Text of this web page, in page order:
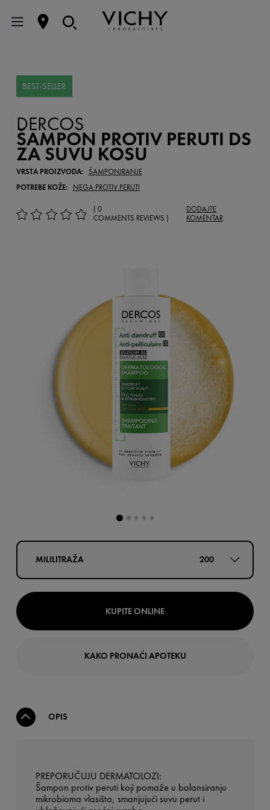
BEST-SELLER
DERCOS
ŠAMPON PROTIV PERUTI DS
ZA SUVU KOSU
VRSTA PROIZVODA:
ŠAMPONIRANJE
POTREBE KOŽE:
NEGA PROTIV PERUTI
( 0
COMMENTS REVIEWS )
DODAJTE
KOMENTAR
MILILITRAŽA 200
KUPITE ONLINE
KAKO PRONAĆI APOTEKU
OPIS
PREPORUČUJU DERMATOLOZI:
Šampon protiv peruti koji pomaže u balansiranju
mikrobioma vlasišta, smanjujući suvu perut i